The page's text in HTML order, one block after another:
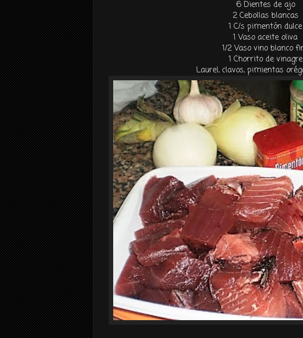
6 Dientes de ajo
2 Cebollas blancas
1 C/s pimentón dulce
1 Vaso aceite oliva
1/2 Vaso vino blanco
1 Chorrito de vinagre
Laurel, clavos, pimientas